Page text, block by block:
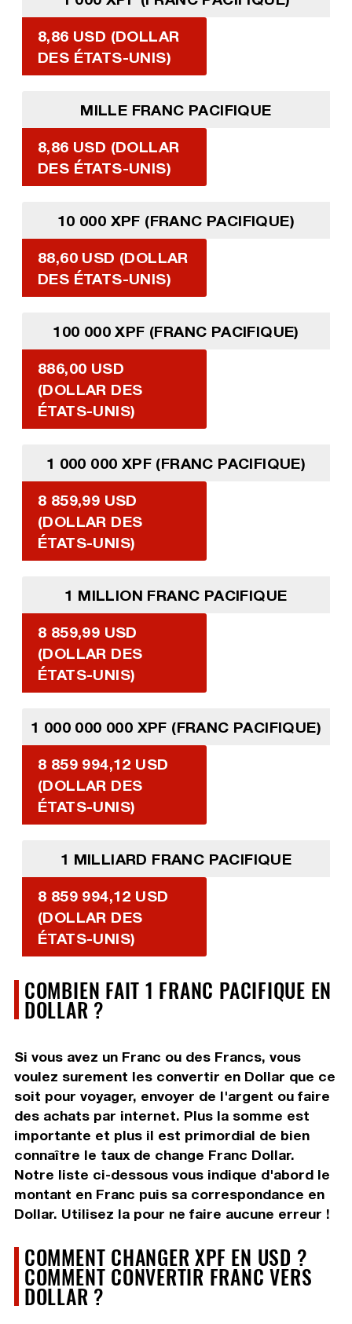
8,86 USD (DOLLAR
DES ÉTATS-UNIS)
MILLE FRANC PACIFIQUE
8,86 USD (DOLLAR
DES ÉTATS-UNIS)
10 000 XPF (FRANC PACIFIQUE)
88,60 USD (DOLLAR
DES ÉTATS-UNIS)
100 000 XPF (FRANC PACIFIQUE)
886,00 USD
(DOLLAR DES
ÉTATS-UNIS)
1 000 000 XPF (FRANC PACIFIQUE)
8 859,99 USD
(DOLLAR DES
ÉTATS-UNIS)
1 MILLION FRANC PACIFIQUE
8 859,99 USD
(DOLLAR DES
ÉTATS-UNIS)
1 000 000 000 XPF (FRANC PACIFIQUE)
8 859 994,12 USD
(DOLLAR DES
ÉTATS-UNIS)
1 MILLIARD FRANC PACIFIQUE
8 859 994,12 USD
(DOLLAR DES
ÉTATS-UNIS)
COMBIEN FAIT 1 FRANC PACIFIQUE EN
DOLLAR ?
Si vous avez un Franc ou des Francs, vous
voulez surement les convertir en Dollar que ce
soit pour voyager, envoyer de l'argent ou faire
des achats par internet. Plus la somme est
importante et plus il est primordial de bien
connaître le taux de change Franc Dollar.
Notre liste ci-dessous vous indique d'abord le
montant en Franc puis sa correspondance en
Dollar. Utilisez la pour ne faire aucune erreur !
COMMENT CHANGER XPF EN USD ?
COMMENT CONVERTIR FRANC VERS
DOLLAR ?